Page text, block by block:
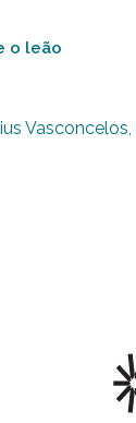
o leão
Vasconcelos,